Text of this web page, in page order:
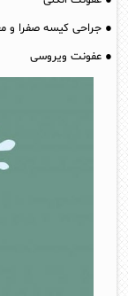
● جراحی کیسه صفرا و
● عفونت ویروسی